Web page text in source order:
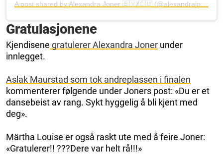
Gratulasjonene
Kjendisene gratulerer Alexandra Joner under
innlegget.
Aslak Maurstad som tok andreplassen i finalen
kommenterer følgende under Joners post: «Du er et
dansebeist av rang. Sykt hyggelig å bli kjent med
deg».
Märtha Louise er også raskt ute med å feire Joner:
«Gratulerer!! ???Dere var helt rå!!!»